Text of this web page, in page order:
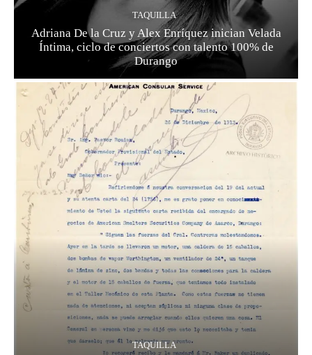
TAQUILLA
Adriana De la Cruz y Alex Enríquez inician Velada
Íntima, ciclo de conciertos con talento 100% de
Durango
TAQUILLA